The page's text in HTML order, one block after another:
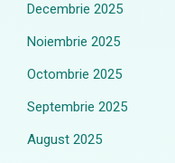
Decembrie 2025
Noiembrie 2025
Octombrie 2025
Septembrie 2025
August 2025